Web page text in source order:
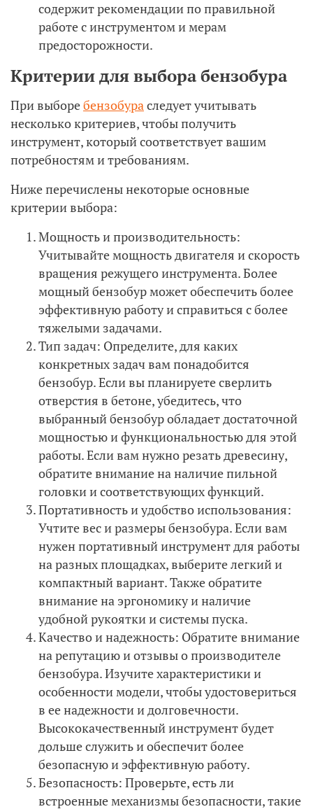
содержит рекомендации по правильной
работе с инструментом и мерам
предосторожности.
Критерии для выбора бензобура
При выборебензобураследует учитывать
несколько критериев, чтобы получить
инструмент, который соответствует вашим
потребностям и требованиям.
Ниже перечислены некоторые основные
критерии выбора:
Мощность и производительность:
Учитывайте мощность двигателя и скорость
вращения режущего инструмента. Более
мощный бензобур может обеспечить более
эффективную работу и справиться с более
тяжелыми задачами.
Тип задач: Определите, для каких
конкретных задач вам понадобится
бензобур. Если вы планируете сверлить
отверстия в бетоне, убедитесь, что
выбранный бензобур обладает достаточной
мощностью и функциональностью для этой
работы. Если вам нужно резать древесину,
обратите внимание на наличие пильной
головки и соответствующих функций.
Портативность и удобство использования:
Учтите вес и размеры бензобура. Если вам
нужен портативный инструмент для работы
на разных площадках, выберите легкий и
компактный вариант. Также обратите
внимание на эргономику и наличие
удобной рукоятки и системы пуска.
Качество и надежность: Обратите внимание
на репутацию и отзывы о производителе
бензобура. Изучите характеристики и
особенности модели, чтобы удостовериться
в ее надежности и долговечности.
Высококачественный инструмент будет
дольше служить и обеспечит более
безопасную и эффективную работу.
Безопасность: Проверьте, есть ли
встроенные механизмы безопасности, такие